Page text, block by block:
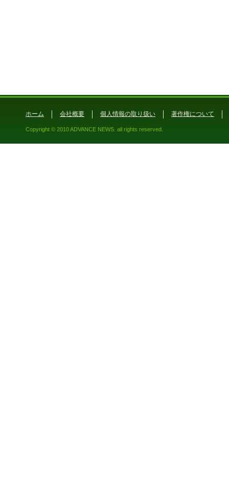
ホーム 会社概要 個人情報の取り扱い 著作権について
Copyright © 2010 ADVANCE NEWS. all rights reserved.